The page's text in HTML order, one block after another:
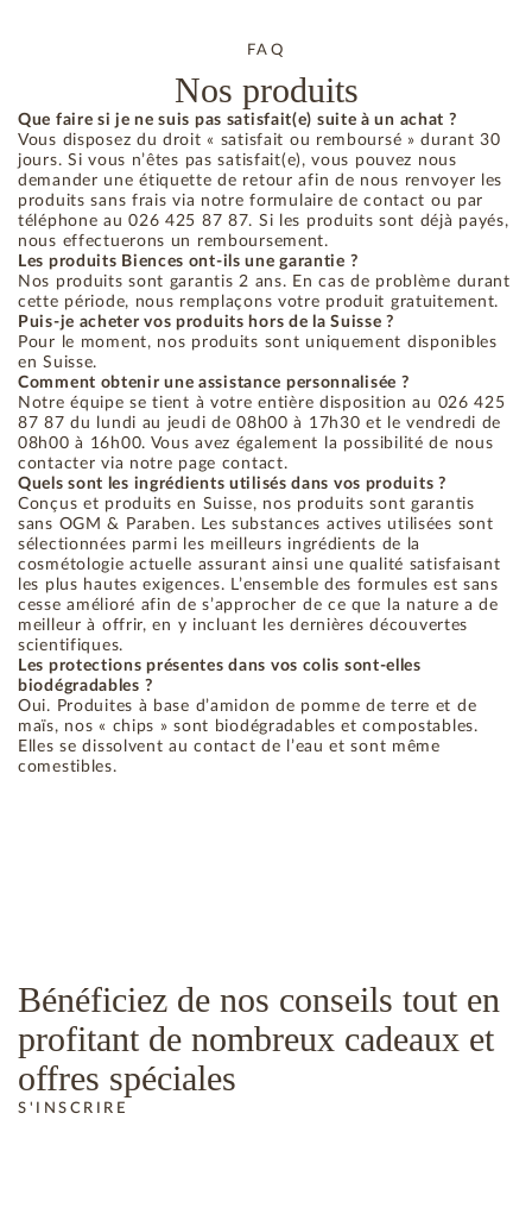
FAQ
Nos produits
Que faire si je ne suis pas satisfait(e) suite à un achat ?
Vous disposez du droit « satisfait ou remboursé » durant 30
jours. Si vous n’êtes pas satisfait(e), vous pouvez nous
demander une étiquette de retour afin de nous renvoyer les
produits sans frais via notre formulaire de contact ou par
téléphone au 026 425 87 87. Si les produits sont déjà payés,
nous effectuerons un remboursement.
Les produits Biences ont-ils une garantie ?
Nos produits sont garantis 2 ans. En cas de problème durant
cette période, nous remplaçons votre produit gratuitement.
Puis-je acheter vos produits hors de la Suisse ?
Pour le moment, nos produits sont uniquement disponibles
en Suisse.
Comment obtenir une assistance personnalisée ?
Notre équipe se tient à votre entière disposition au 026 425
87 87 du lundi au jeudi de 08h00 à 17h30 et le vendredi de
08h00 à 16h00. Vous avez également la possibilité de nous
contacter via notre page contact.
Quels sont les ingrédients utilisés dans vos produits ?
Conçus et produits en Suisse, nos produits sont garantis
sans OGM & Paraben. Les substances actives utilisées sont
sélectionnées parmi les meilleurs ingrédients de la
cosmétologie actuelle assurant ainsi une qualité satisfaisant
les plus hautes exigences. L’ensemble des formules est sans
cesse amélioré afin de s’approcher de ce que la nature a de
meilleur à offrir, en y incluant les dernières découvertes
scientifiques.
Les protections présentes dans vos colis sont-elles
biodégradables ?
Oui. Produites à base d’amidon de pomme de terre et de
maïs, nos « chips » sont biodégradables et compostables.
Elles se dissolvent au contact de l’eau et sont même
comestibles.
Bénéficiez de nos conseils tout en
profitant de nombreux cadeaux et
offres spéciales
S'INSCRIRE